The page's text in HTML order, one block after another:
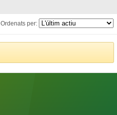
Ordenats per: